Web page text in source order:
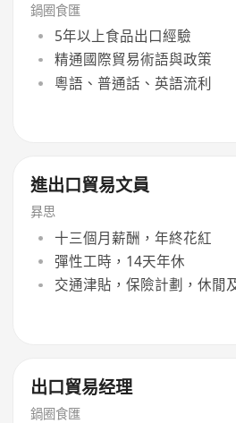
鍋圈食匯
5年以上食品出口經驗
精通國際貿易術語與政策
粵語、普通話、英語流利
進出口貿易文員
昪思
十三個月薪酬，年終花紅
彈性工時，14天年休
交通津貼，保險計劃，休閒
出口貿易经理
鍋圈食匯